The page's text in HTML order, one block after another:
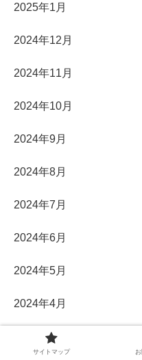
2025年1月
2024年12月
2024年11月
2024年10月
2024年9月
2024年8月
2024年7月
2024年6月
2024年5月
2024年4月
2024年3月
サイトマップ